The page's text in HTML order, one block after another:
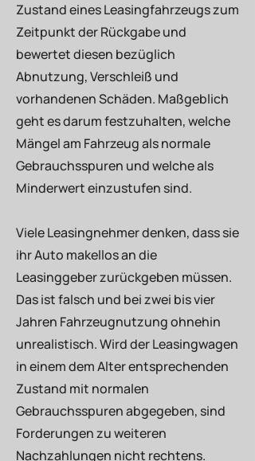
Zustand eines Leasingfahrzeugs zum
Zeitpunkt der Rückgabe und
bewertet diesen bezüglich
Abnutzung, Verschleiß und
vorhandenen Schäden. Maßgeblich
geht es darum festzuhalten, welche
Mängel am Fahrzeug als normale
Gebrauchsspuren und welche als
Minderwert einzustufen sind.
Viele Leasingnehmer denken, dass sie
ihr Auto makellos an die
Leasinggeber zurückgeben müssen.
Das ist falsch und bei zwei bis vier
Jahren Fahrzeugnutzung ohnehin
unrealistisch. Wird der Leasingwagen
in einem dem Alter entsprechenden
Zustand mit normalen
Gebrauchsspuren abgegeben, sind
Forderungen zu weiteren
Nachzahlungen nicht rechtens.